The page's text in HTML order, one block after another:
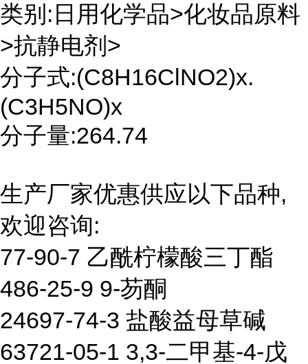
类别:日用化学品>化妆品原料
>抗静电剂>
分子式:(C8H16ClNO2)x.
(C3H5NO)x
分子量:264.74
生产厂家优惠供应以下品种,
欢迎咨询:
77-90-7 乙酰柠檬酸三丁酯
486-25-9 9-芴酮
24697-74-3 盐酸益母草碱
63721-05-1 3,3-二甲基-4-戊